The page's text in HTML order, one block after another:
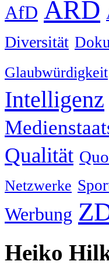
AfD ARD
Diversität
Glaubwürdigkeit
Intelligenz
Qualität
Netzwerke
Werbung
Heiko